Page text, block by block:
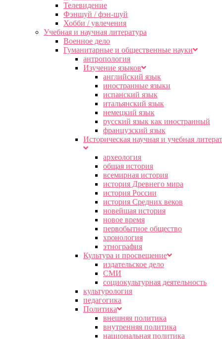
Телевидение
Фэншуй / фэн-шуй
Хобби / увлечения
Учебная и научная литература
Военное дело
Гуманитарные и общественные науки
антропология
Изучение языков
английский язык
иностранные языки
испанский язык
итальянский язык
немецкий язык
русский язык как иностранный
французский язык
Историческая научная и учебная
археология
общая история
всемирная история
история Древнего мира
история России
история Средних веков
новейшая история
новое время
первобытное общество
хронология
этнография
Культура и просвещение
издательское дело
СМИ
социокультурная деятельность
культурология
педагогика
Политика
внешняя политика
внутренняя политика
национальная политика